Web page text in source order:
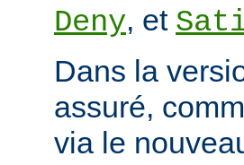
Deny, et
Dans la
assuré,
via le